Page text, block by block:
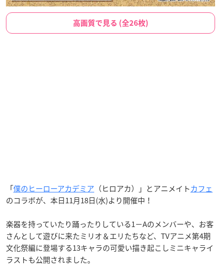
高画質で見る (全26枚)
「僕のヒーローアカデミア （ヒロアカ）」とアニメイトカフェ
のコラボが、本日11月18日(水)より開催中！
楽器を持っていたり踊ったりしている1−Aのメンバーや、お客
さんとして遊びに来たミリオ＆エリたちなど、TVアニメ第4期
文化祭編に登場する13キャラの可愛い描き起こしミニキャライ
ラストも公開されました。